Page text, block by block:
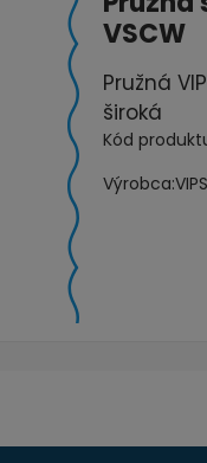
VSCW
Pružná
široká
Kód
Výrobca: